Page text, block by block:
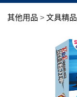
其他用品 > 文具精品